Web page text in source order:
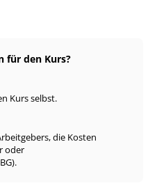
für den Kurs?
Kurs selbst.
die Kosten
oder